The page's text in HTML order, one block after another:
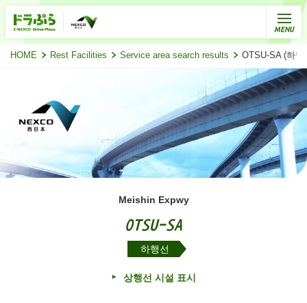
HOME Rest Facilities Service area search results OTSU-SA (하
Meishin Expwy
OTSU-SA
하행선
상행선 시설 표시